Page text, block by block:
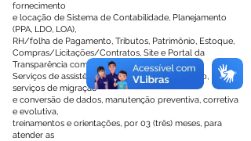
fornecimento
e locação de Sistema de Contabilidade, Planejamento
(PPA, LDO, LOA),
RH/folha de Pagamento, Tributos, Patrimônio, Estoque,
Compras/Licitações/Contratos, Site e Portal da
Transparência com
Serviços de assistência e suporte técnico remoto,
serviços de migração
e conversão de dados, manutenção preventiva, corretiva
e evolutiva,
treinamentos e orientações, por 03 (três) meses, para
atender as